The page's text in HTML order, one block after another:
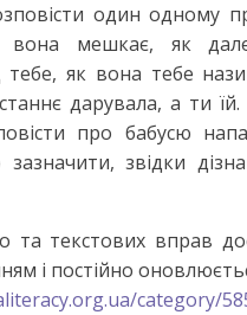
один одному
вона мешкає, як
тебе, як вона тебе
дарувала, а ти
про бабусю
зазначити, звідки
та текстових вправ
і постійно
category/